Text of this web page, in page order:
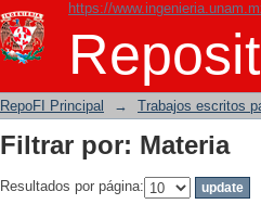
https://
Filtrar por: Materia
RepoFI Principal → Trabajos escritos
Filtrar por: Materia
Resultados por página: